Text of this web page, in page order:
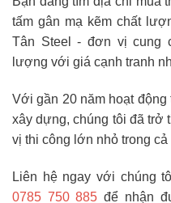
tấm gân mạ kẽm chất
Tân Steel - đơn vị cung
lượng với giá cạnh tranh
Với gần 20 năm hoạt
xây dựng, chúng tôi đã trở
vị thi công lớn nhỏ trong
Liên hệ ngay với chúng
0785 750 885 để nhận